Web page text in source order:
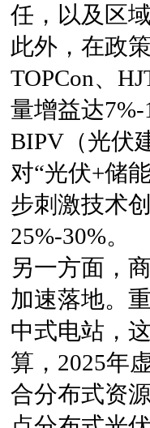
任，以及区
此外，在政
TOPCon、
量增益达
BIPV（光伏
对“光伏+储
步刺激技术
25%-30%。
另一方面，
加速落地。
中式电站，
算，2025年
合分布式资